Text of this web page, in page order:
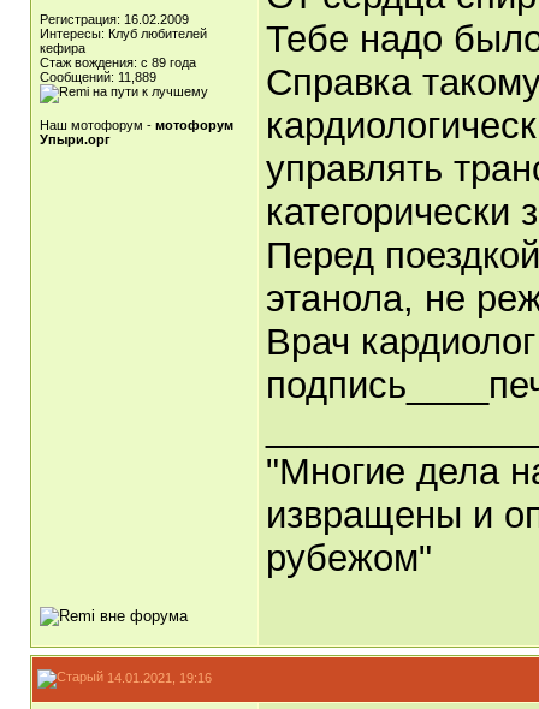
Регистрация: 16.02.2009
Интересы: Клуб любителей
кефира
Стаж вождения: с 89 года
Сообщений: 11,889
Наш мотофорум - мотофорум
Упыри.орг
Тебе надо
Справка
управлять
Перед
этанола, не
Врач
"Многие дела
извращены и
рубежом"
14.01.2021, 19:16